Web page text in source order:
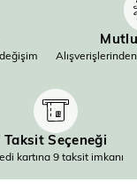
Taksit Seçeneği
kartına 9 taksit imkanı